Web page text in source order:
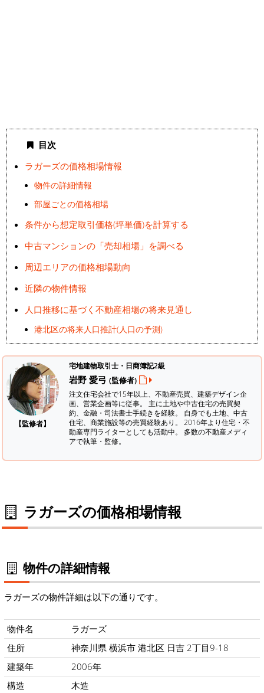
目次
ラガーズの価格相場情報
物件の詳細情報
部屋ごとの価格相場
条件から想定取引価格(坪単価)を計算する
中古マンションの「売却相場」を調べる
周辺エリアの価格相場動向
近隣の物件情報
人口推移に基づく不動産相場の将来見通し
港北区の将来人口推計(人口の予測)
【監修者】
宅地建物取引士・日商簿記2級
岩野 愛弓 (監修者)
注文住宅会社で15年以上、不動産売買、建築デザイン企
画、営業企画等に従事。 主に土地や中古住宅の売買契
約、金融・司法書士手続きを経験。 自身でも土地、中古
住宅、商業施設等の売買経験あり。 2016年より住宅・不
動産専門ライターとしても活動中。 多数の不動産メディ
アで執筆・監修。
ラガーズの価格相場情報
物件の詳細情報
ラガーズの物件詳細は以下の通りです。
物件名
ラガーズ
住所
神奈川県 横浜市 港北区 日吉 2丁目9-18
建築年
2006年
構造
木造